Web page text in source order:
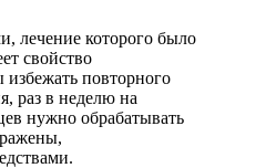
лечение которого было
свойство
повторного
раз в неделю на
нужно обрабатывать